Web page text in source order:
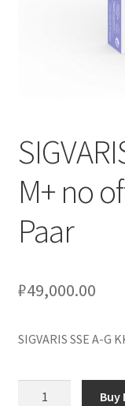
Подтверждение
M+ no
Paar
₽49,000.00
SIGVARIS SSE A-G
Buy